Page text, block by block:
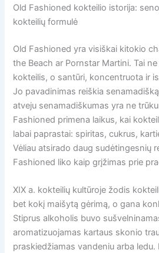
Old Fashioned kokteilio istorija:
kokteilių formulė
Old Fashioned yra visiškai kitokio
the Beach ar Pornstar Martini. Tai
kokteilis, o santūri, koncentruota ir
Jo pavadinimas reiškia
atveju senamadiškumas yra ne
Fashioned primena laikus, kai
labai paprastai: spiritas, cukrus,
Vėliau atsirado daug sudėtingesnių
Fashioned liko kaip grįžimas prie
XIX a. kokteilių kultūroje žodis
bet kokį maišytą gėrimą, o gana
Stiprus alkoholis buvo
aromatizuojamas kartaus skonio
praskiedžiamas vandeniu arba